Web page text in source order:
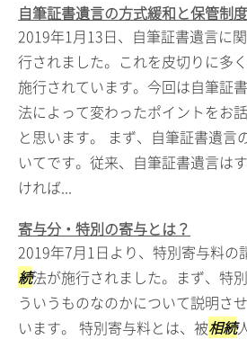
自筆証書遺言の方式緩和と保管制
2019年1月13日、自筆証書遺言に
行されました。これを皮切りに多
施行されています。今回は自筆証
法によって変わったポイントをお
と思います。 まず、自筆証書遺言
いてです。従来、自筆証書遺言は
ければ...
寄与分・特別の寄与とは？
2019年7月1日より、特別寄与料の
続法が施行されました。まず、特
ういうものなのかについて説明さ
います。 特別寄与料とは、被相続